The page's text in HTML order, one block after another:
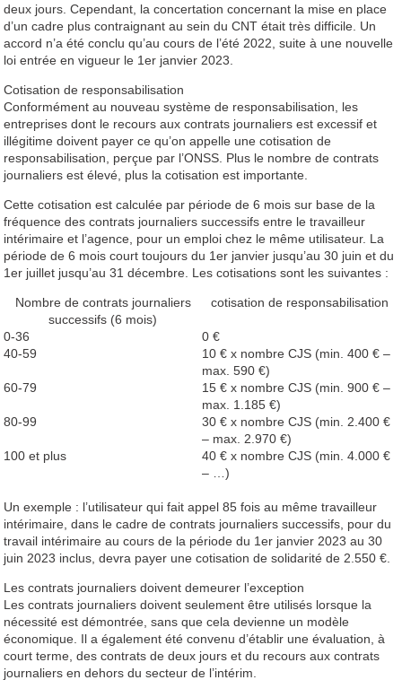
deux jours. Cependant, la concertation concernant la mise en place
d’un cadre plus contraignant au sein du CNT était très difficile. Un
accord n’a été conclu qu’au cours de l’été 2022, suite à une nouvelle
loi entrée en vigueur le 1er janvier 2023.
Cotisation de responsabilisation
Conformément au nouveau système de responsabilisation, les
entreprises dont le recours aux contrats journaliers est excessif et
illégitime doivent payer ce qu’on appelle une cotisation de
responsabilisation, perçue par l’ONSS. Plus le nombre de contrats
journaliers est élevé, plus la cotisation est importante.
Cette cotisation est calculée par période de 6 mois sur base de la
fréquence des contrats journaliers successifs entre le travailleur
intérimaire et l’agence, pour un emploi chez le même utilisateur. La
période de 6 mois court toujours du 1er janvier jusqu’au 30 juin et du
1er juillet jusqu’au 31 décembre. Les cotisations sont les suivantes :
Nombre de contrats journaliers
successifs (6 mois)
cotisation de responsabilisation
0-36
0 €
40-59
10 € x nombre CJS (min. 400 € –
max. 590 €)
60-79
15 € x nombre CJS (min. 900 € –
max. 1.185 €)
80-99
30 € x nombre CJS (min. 2.400 €
– max. 2.970 €)
100 et plus
40 € x nombre CJS (min. 4.000 €
– …)
Un exemple : l’utilisateur qui fait appel 85 fois au même travailleur
intérimaire, dans le cadre de contrats journaliers successifs, pour du
travail intérimaire au cours de la période du 1er janvier 2023 au 30
juin 2023 inclus, devra payer une cotisation de solidarité de 2.550 €.
Les contrats journaliers doivent demeurer l’exception
Les contrats journaliers doivent seulement être utilisés lorsque la
nécessité est démontrée, sans que cela devienne un modèle
économique. Il a également été convenu d’établir une évaluation, à
court terme, des contrats de deux jours et du recours aux contrats
journaliers en dehors du secteur de l’intérim.